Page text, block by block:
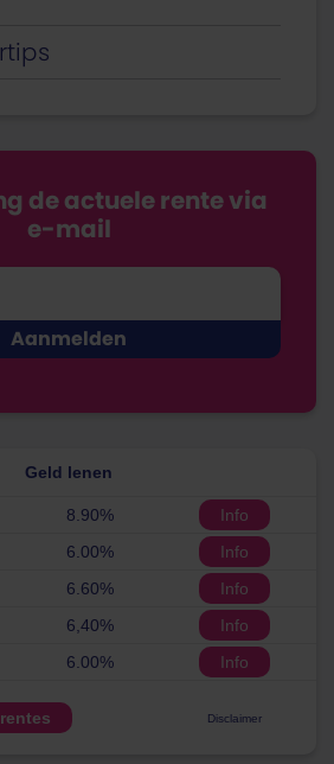
de actuele rente via
e-mail
Geld lenen
8.90%
Info
6.00%
Info
6.60%
Info
6,40%
Info
6.00% Info
Disclaimer